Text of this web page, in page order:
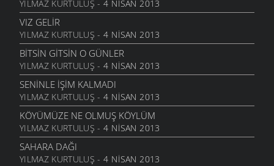
YILMAZ KURTULUŞ - 4 NISAN 2013
VIZ GELIR
YILMAZ KURTULUŞ - 4 NISAN 2013
BITSIN GITSIN O GÜNLER
YILMAZ KURTULUŞ - 4 NISAN 2013
SENINLE İŞIM KALMADI
YILMAZ KURTULUŞ - 4 NISAN 2013
KÖYÜMÜZE NE OLMUŞ KÖYLÜM
YILMAZ KURTULUŞ - 4 NISAN 2013
SAHARA DAĞI
YILMAZ KURTULUŞ - 4 NISAN 2013